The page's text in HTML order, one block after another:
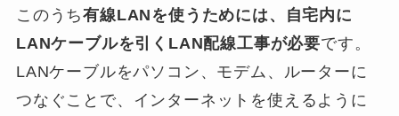
このうち有線LANを使うためには、自宅内に
LANケーブルを引くLAN配線工事が必要です。
LANケーブルをパソコン、モデム、ルーターに
つなぐことで、インターネットを使えるように